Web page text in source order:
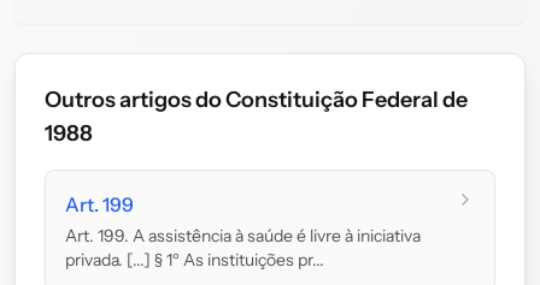
Outros artigos do Constituição Federal de
1988
Art. 199
Art. 199. A assistência à saúde é livre à iniciativa
privada. [...] § 1º As instituições pr...